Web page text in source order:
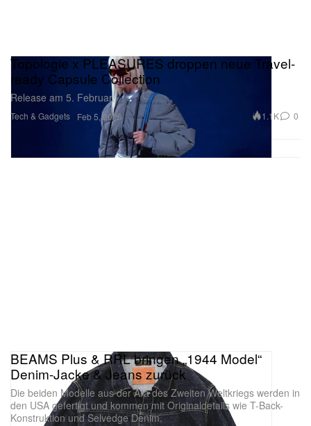
Tech & Gadgets
Topologie x PLEASURES droppen neue Travel-
ready Capsule Collection
Release am 5. Februar.
Feb 5, 2026 1.1K 0
BEAMS Plus & RRL bringen „1944 Model“
Denim-Jacke & Jeans zurück
Die beiden Modelle aus der Ära des Zweiten Weltkriegs werden in
den USA gefertigt und kommen mit Originaldetails wie T-Back-
Konstruktion und Selvedge Denim.